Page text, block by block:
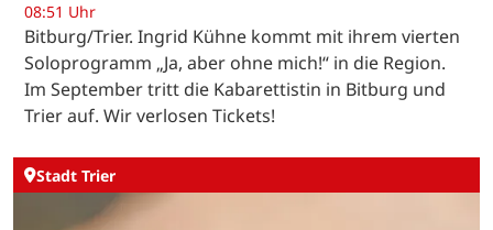
08:51 Uhr
Bitburg/Trier. Ingrid Kühne kommt mit ihrem vierten
Soloprogramm „Ja, aber ohne mich!“ in die Region.
Im September tritt die Kabarettistin in Bitburg und
Trier auf. Wir verlosen Tickets!
Stadt Trier